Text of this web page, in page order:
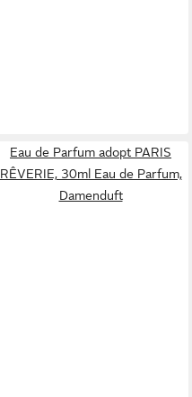
Eau de Parfum adopt PARIS
RÊVERIE, 30ml Eau de Parfum,
Damenduft